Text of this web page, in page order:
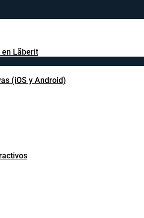
en Lãberit
(iOS y Android)